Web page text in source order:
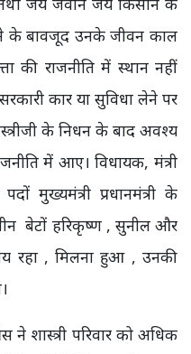
के बावजूद उनके जीवन काल
की राजनीति में स्थान नहीं
कार या सुविधा लेने पर
के निधन के बाद अवश्य
में आए। विधायक, मंत्री
मुख्यमंत्री प्रधानमंत्री के
बेटों हरिकृष्ण , सुनील और
रहा , मिलना हुआ , उनकी
शास्त्री परिवार को अधिक